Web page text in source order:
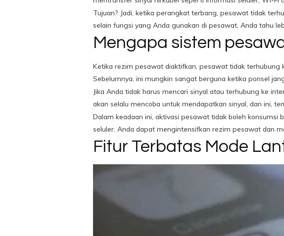
Tujuan? Jadi, ketika perangkat terbang, pesawat tidak
selain fungsi yang Anda gunakan di pesawat, Anda tahu
Mengapa sistem
Ketika rezim pesawat diaktifkan, pesawat tidak terhubung
Sebelumnya, ini mungkin sangat berguna ketika ponsel
Jika Anda tidak harus mencari sinyal atau terhubung ke
akan selalu mencoba untuk mendapatkan sinyal, dan ini,
Dalam keadaan ini, aktivasi pesawat tidak boleh
seluler, Anda dapat mengintensifkan rezim pesawat dan
Fitur Terbatas Mode